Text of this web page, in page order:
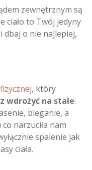
zewnętrznym są
ciało to Twój jedyny
o nie najlepiej,
, który
wdrożyć na stałe.
bieganie, a
narzuciła nam
spalenie jak
ciała.